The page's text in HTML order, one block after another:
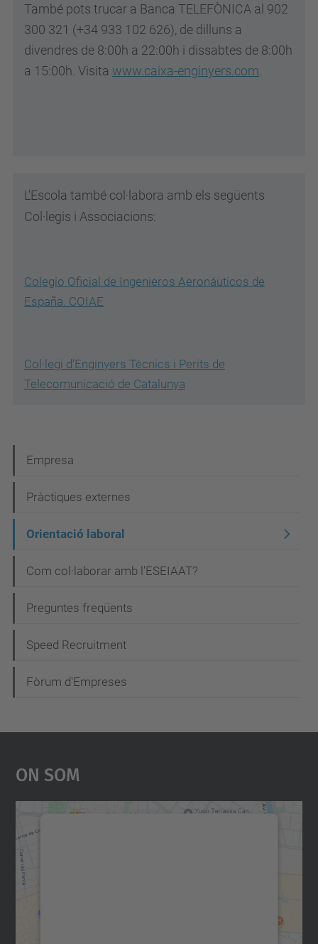
També pots trucar a Banca TELEFÒNICA al 902
300 321 (+34 933 102 626), de dilluns a
divendres de 8:00h a 22:00h i dissabtes de 8:00h
a 15:00h. Visita www.caixa-enginyers.com
L'Escola també col·labora amb els següents
Col·legis i Associacions:
Colegio Oficial de Ingenieros Aeronáuticos de
España. COIAE
Col·legi d'Enginyers Tècnics i Perits de
Telecomunicació de Catalunya
a
v
g
a
i
ó
Empresa
Pràctiques externes
Orientació laboral
Com col·laborar amb l'ESEIAAT?
Preguntes freqüents
Speed Recruitment
Fòrum d'Empreses
On Som